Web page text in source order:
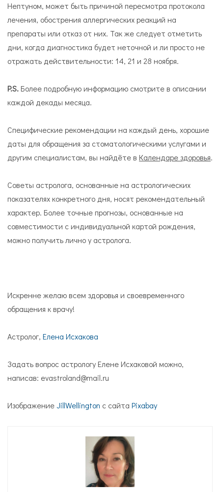
Нептуном, может быть причиной пересмотра протокола
лечения, обострения аллергических реакций на
препараты или отказ от них. Так же следует отметить
дни, когда диагностика будет неточной и ли просто не
отражать действительности: 14, 21 и 28 ноября.
P.S.Более подробную информацию смотрите в описании
каждой декады месяца.
Специфические рекомендации на каждый день, хорошие
даты для обращения за стоматологическими услугами и
другим специалистам, вы найдёте в Календаре здоровья.
Советы астролога, основанные на астрологических
показателях конкретного дня, носят рекомендательный
характер. Более точные прогнозы, основанные на
совместимости с индивидуальной картой рождения,
можно получить лично у астролога.
Искренне желаю всем здоровья и своевременного
обращения к врачу!
Астролог, Елена Исхакова
Задать вопрос астрологу Елене Исхаковой можно,
написав: evastroland@mail.ru
ИзображениеJillWellington с сайта Pixabay